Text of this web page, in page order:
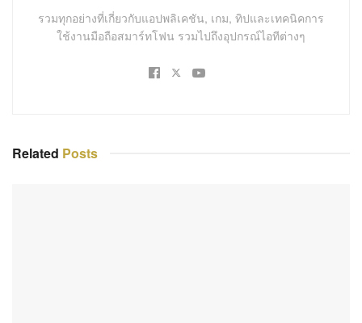
รวมทุกอย่างที่เกี่ยวกับแอปพลิเคชัน, เกม, ทิปและเทคนิคการ
ใช้งานมือถือสมาร์ทโฟน รวมไปถึงอุปกรณ์ไอทีต่างๆ
Related Posts